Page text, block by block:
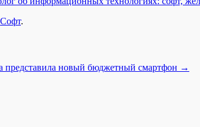
Софт.
представила новый бюджетный смартфон →